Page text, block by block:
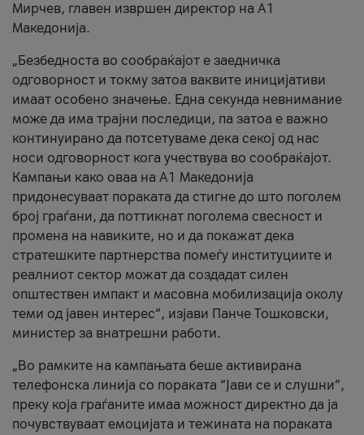
Мирчев, главен извршен директор на А1
Македонија.
„Безбедноста во сообраќајот е заедничка
одговорност и токму затоа ваквите иницијативи
имаат особено значење. Една секунда невнимание
може да има трајни последици, па затоа е важно
континуирано да потсетуваме дека секој од нас
носи одговорност кога учествува во сообраќајот.
Кампањи како оваа на A1 Македонија
придонесуваат пораката да стигне до што поголем
број граѓани, да поттикнат поголема свесност и
промена на навиките, но и да покажат дека
стратешките партнерства помеѓу институциите и
реалниот сектор можат да создадат силен
општествен импакт и масовна мобилизација околу
теми од јавен интерес“, изјави Панче Тошковски,
министер за внатрешни работи.
„Во рамките на кампањата беше активирана
телефонска линија со пораката “Јави се и слушни”,
преку која граѓаните имаа можност директно да ја
почувствуваат емоцијата и тежината на пораката